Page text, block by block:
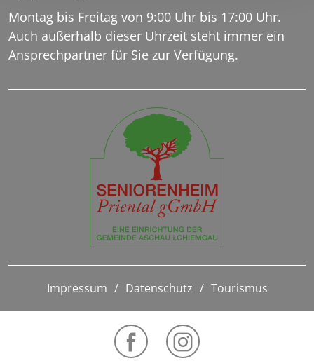
Montag bis Freitag von 9:00 Uhr bis 17:00 Uhr.
Auch außerhalb dieser Uhrzeit steht immer ein
Ansprechpartner für Sie zur Verfügung.
Impressum Datenschutz Tourismus